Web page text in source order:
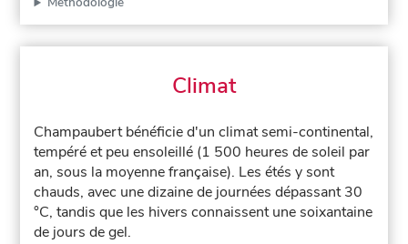
Climat
Champaubert bénéficie d'un climat semi-continental,
tempéré et peu ensoleillé (1 500 heures de soleil par
an, sous la moyenne française). Les étés y sont
chauds, avec une dizaine de journées dépassant 30
°C, tandis que les hivers connaissent une soixantaine
de jours de gel.